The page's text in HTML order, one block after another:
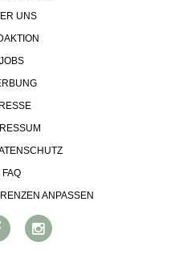
UNS
JOBS
FAQ
ANPASSEN